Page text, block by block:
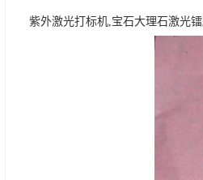
紫外激光打标机,宝石大理石激光